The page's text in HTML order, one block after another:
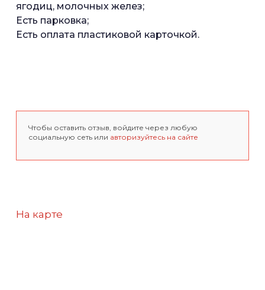
ягодиц, молочных желез;
Есть парковка;
Есть оплата пластиковой карточкой.
Чтобы оставить отзыв, войдите через любую
социальную сеть или авторизуйтесь на сайте
На карте